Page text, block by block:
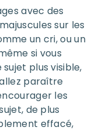
avec des
sur les
un cri, ou un
si vous
plus visible,
paraître
les
de plus
effacé,